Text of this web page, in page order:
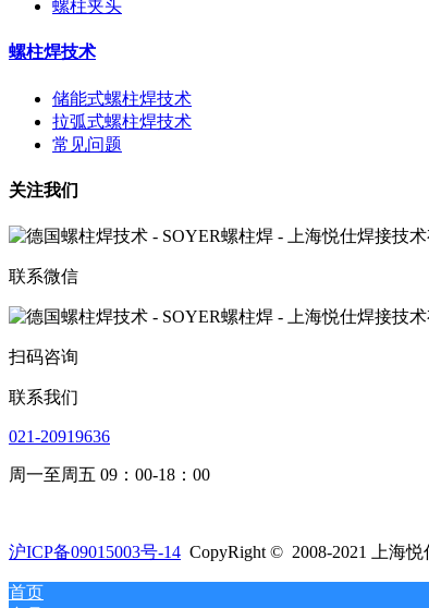
螺柱夹头
螺柱焊技术
储能式螺柱焊技术
拉弧式螺柱焊技术
常见问题
关注我们
联系微信
扫码咨询
联系我们
021-20919636
周一至周五 09：00-18：00
沪ICP备09015003号-14 CopyRight © 2008-2021 上海
首页